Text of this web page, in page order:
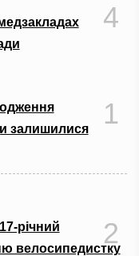
4
залишилися
1
річний
велосипедистку
2